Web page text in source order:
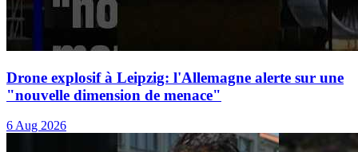
Drone explosif à Leipzig: l'Allemagne alerte sur une
"nouvelle dimension de menace"
6 Aug 2026